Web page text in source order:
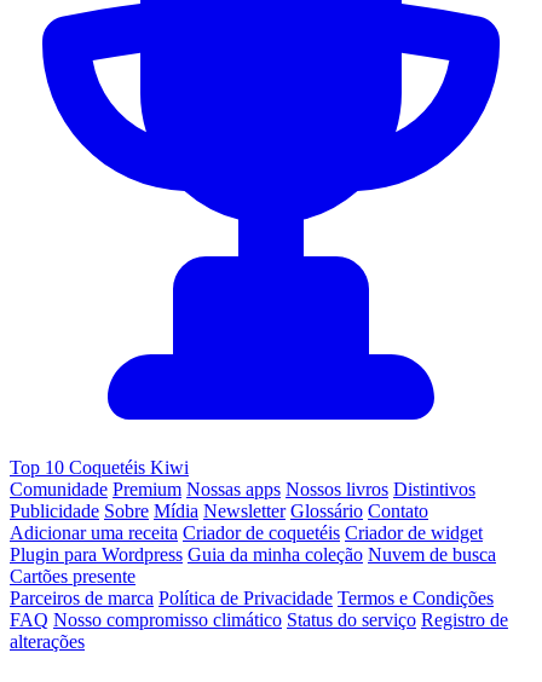
Top 10 Coquetéis Kiwi
Comunidade Premium Nossas apps Nossos livros Distintivos
Publicidade Sobre Mídia Newsletter Glossário Contato
Adicionar uma receita Criador de coquetéis Criador de widget
Plugin para Wordpress Guia da minha coleção Nuvem de busca
Cartões presente
Parceiros de marca Política de Privacidade Termos e Condições
FAQ Nosso compromisso climático Status do serviço Registro de
alterações